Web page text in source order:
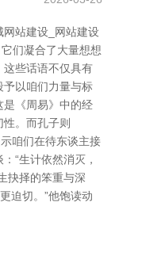
站建设_网站建设
们凝合了大量想想
这些话语不仅具有
予以咱们力量与标
是《周易》中的经
。而孔子则
咱们在待东谈主接
“生计依然消灭，
抉择的笨重与深
迫切。”他饱读动